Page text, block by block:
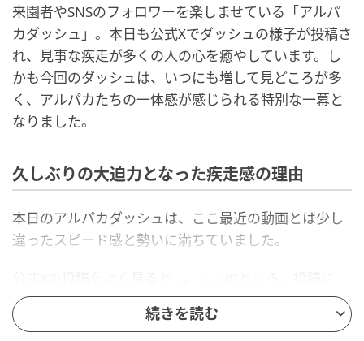
来園者やSNSのフォロワーを楽しませている「アルパ
カダッシュ」。本日も公式Xでダッシュの様子が投稿さ
れ、見事な疾走が多くの人の心を癒やしています。し
かも今回のダッシュは、いつにも増して見どころが多
く、アルパカたちの一体感が感じられる特別な一幕と
なりました。
久しぶりの大迫力となった疾走感の理由
本日のアルパカダッシュは、ここ最近の動画とは少し
違ったスピード感と勢いに満ちていました。
「#50代男性飼育員不在」というハッシュタグがあり
ましたが、今回の投稿にはこのハッシュタグはありま
続きを読む